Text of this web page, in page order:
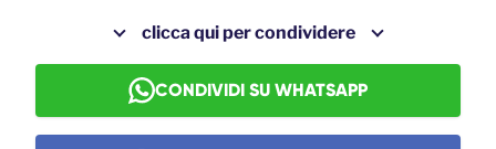
clicca qui per condividere
CONDIVIDI SU WHATSAPP